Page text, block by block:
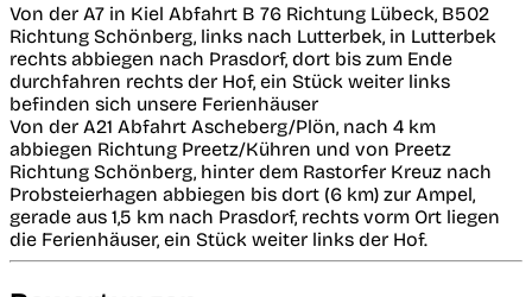
Von der A7 in Kiel Abfahrt B 76 Richtung Lübeck, B502
Richtung Schönberg, links nach Lutterbek, in Lutterbek
rechts abbiegen nach Prasdorf, dort bis zum Ende
durchfahren rechts der Hof, ein Stück weiter links
befinden sich unsere Ferienhäuser
Von der A21 Abfahrt Ascheberg/Plön, nach 4 km
abbiegen Richtung Preetz/Kühren und von Preetz
Richtung Schönberg, hinter dem Rastorfer Kreuz nach
Probsteierhagen abbiegen bis dort (6 km) zur Ampel,
gerade aus 1,5 km nach Prasdorf, rechts vorm Ort liegen
die Ferienhäuser, ein Stück weiter links der Hof.